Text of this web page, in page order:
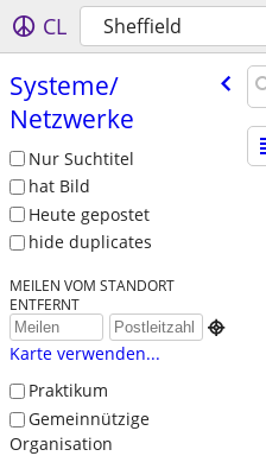
CL Sheffield
Systeme/​
Netzwerke
Nur Suchtitel
hat Bild
Heute gepostet
hide duplicates
MEILEN VOM STANDORT
ENTFERNT

Karte verwenden...
Praktikum
Gemeinnützige
Organisation